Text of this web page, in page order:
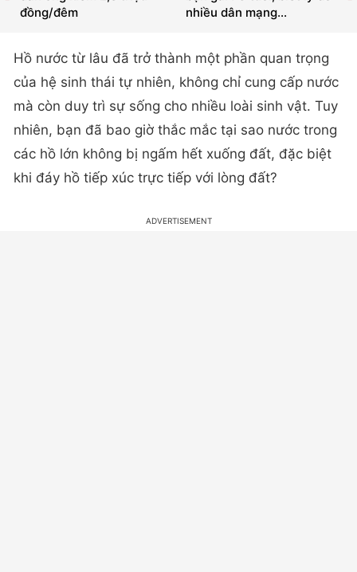
nhiều dân mạng...
đồng/đêm
Hồ nước từ lâu đã trở thành một phần quan trọng
của hệ sinh thái tự nhiên, không chỉ cung cấp nước
mà còn duy trì sự sống cho nhiều loài sinh vật. Tuy
nhiên, bạn đã bao giờ thắc mắc tại sao nước trong
các hồ lớn không bị ngấm hết xuống đất, đặc biệt
khi đáy hồ tiếp xúc trực tiếp với lòng đất?